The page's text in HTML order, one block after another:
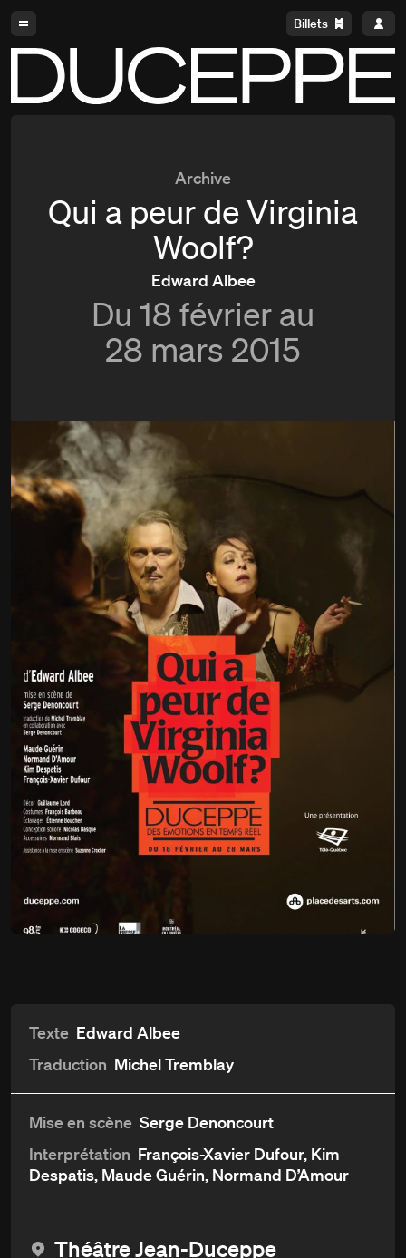
Billets
Archive
Qui a peur de Virginia
Woolf?
Edward Albee
Du 18 février au
28 mars 2015
Texte Edward Albee
Traduction Michel Tremblay
Mise en scène Serge Denoncourt
Interprétation François-Xavier Dufour, Kim
Despatis, Maude Guérin, Normand D’Amour
Théâtre Jean-Duceppe